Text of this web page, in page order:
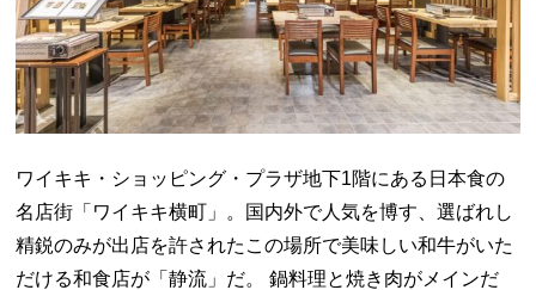
ワイキキ・ショッピング・プラザ地下1階にある日本食の
名店街「ワイキキ横町」。国内外で人気を博す、選ばれし
精鋭のみが出店を許されたこの場所で美味しい和牛がいた
だける和食店が「静流」だ。 鍋料理と焼き肉がメインだ